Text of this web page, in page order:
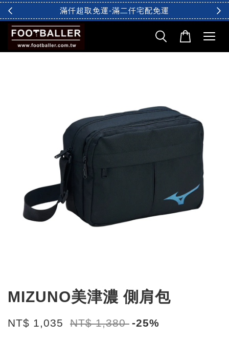
滿仟超取免運-滿二仟宅配免運
MIZUNO美津濃 側肩包
NT$ 1,035 NT$ 1,380 -25%